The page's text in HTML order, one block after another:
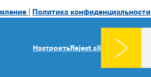
Политика конфиденциальности
НастроитьReject all